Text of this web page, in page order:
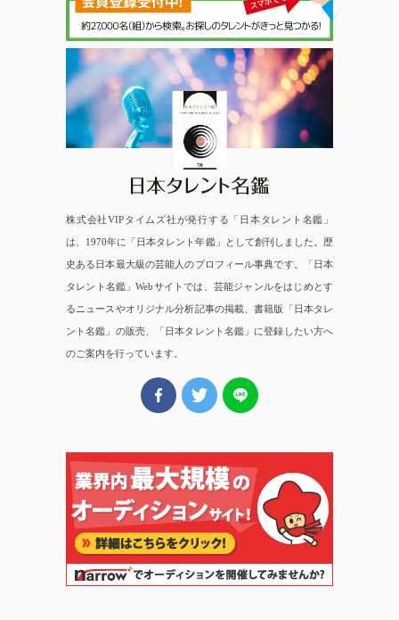
日本タレント名鑑
株式会社VIPタイムズ社が発行する「日本タレント名鑑」
は、1970年に「日本タレント年鑑」として創刊しました。歴
史ある日本最大級の芸能人のプロフィール事典です。「日本
タレント名鑑」Webサイトでは、芸能ジャンルをはじめとす
るニュースやオリジナル分析記事の掲載、書籍版「日本タレ
ント名鑑」の販売、「日本タレント名鑑」に登録したい方へ
のご案内を行っています。